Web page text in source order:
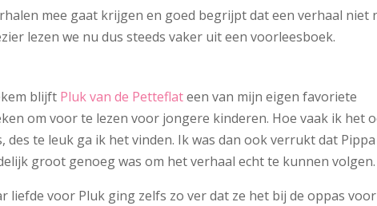
mee gaat krijgen en goed begrijpt dat een verhaal niet
lezen we nu dus steeds vaker uit een voorleesboek.
blijft Pluk van de Petteflateen van mijn eigen favoriete
om voor te lezen voor jongere kinderen. Hoe vaak ik het
des te leuk ga ik het vinden. Ik was dan ook verrukt dat Pippa
groot genoeg was om het verhaal echt te kunnen volgen.
liefde voor Pluk ging zelfs zo ver dat ze het bij de oppas voor